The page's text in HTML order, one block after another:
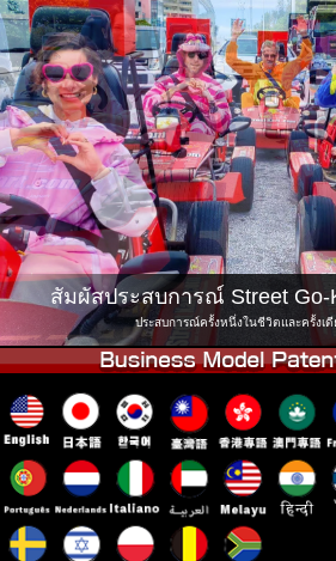
เกี่ยวกับ สเปค
การเข้าถึง เสียงจากผู้ใช้
บริษัท
เปลี่ยนสาขา
Tokyo Shinagawa
Tokyo Akihabara#2
Tokyo Shibuya Annex
Tokyo Asakusa
Okinawa
สัมผัสประสบการณ์ Street Go-
ประสบการณ์ครั้งหนึ่งในชีวิตและครั้งเดี